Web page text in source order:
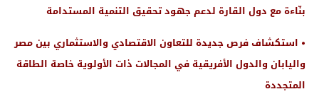
بنّاءة مع دول القارة لدعم جهود تحقيق التنمية المستدامة
• استكشاف فرص جديدة للتعاون الاقتصادي والاستثماري بين مصر
واليابان والدول الأفريقية في المجالات ذات الأولوية خاصة الطاقة
المتجددة